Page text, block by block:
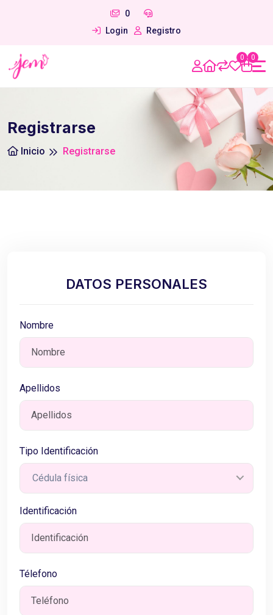
0
Login
Registro
0 0
Registrarse
Inicio Registrarse
DATOS PERSONALES
Nombre
Apellidos
Tipo Identificación
Cédula física
Identificación
Télefono